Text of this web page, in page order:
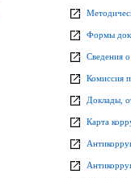
Формы
Сведения
Комиссия
Доклады,
Карта